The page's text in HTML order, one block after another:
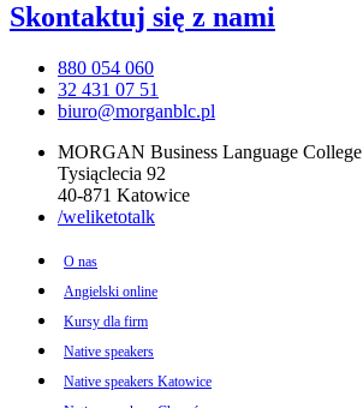
Skontaktuj się z nami
880 054 060
32 431 07 51
biuro@morganblc.pl
MORGAN Business Language College
Tysiąclecia 92
40-871 Katowice
/weliketotalk
O nas
Angielski online
Kursy dla firm
Native speakers
Native speakers Katowice